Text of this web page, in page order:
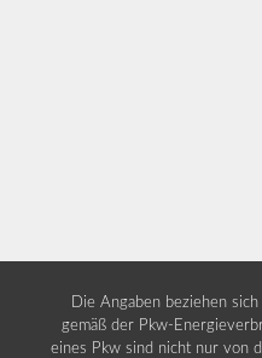
Die Angaben beziehen
gemäß der Pkw-
eines Pkw sind nicht nur von